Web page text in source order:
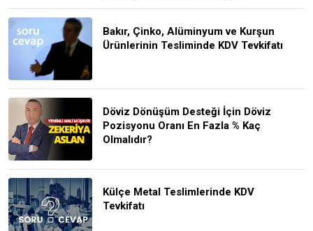
Bakır, Çinko, Alüminyum ve Kurşun
Ürünlerinin Tesliminde KDV Tevkifatı
Döviz Dönüşüm Desteği İçin Döviz
Pozisyonu Oranı En Fazla % Kaç
Olmalıdır?
Külçe Metal Teslimlerinde KDV
Tevkifatı